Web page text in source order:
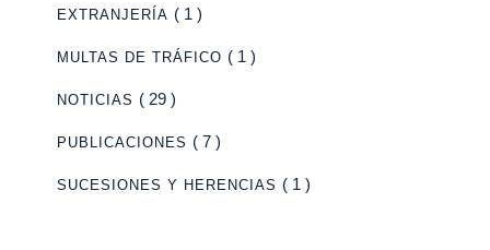
EXTRANJERÍA ( 1 )
MULTAS DE TRÁFICO ( 1 )
NOTICIAS ( 29 )
PUBLICACIONES ( 7 )
SUCESIONES Y HERENCIAS ( 1 )